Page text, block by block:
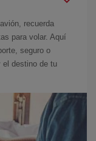
recuerda
para volar. Aquí
seguro o
el destino de tu